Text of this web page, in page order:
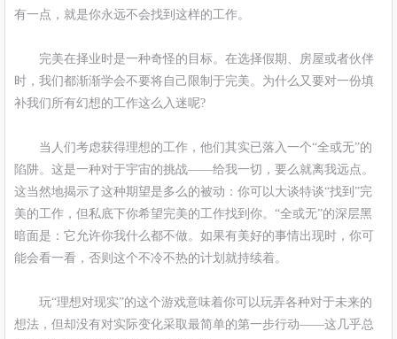
有一点，就是你永远不会找到这样的工作。
完美在择业时是一种奇怪的目标。在选择假期、房屋或者伙伴
时，我们都渐渐学会不要将自己限制于完美。为什么又要对一份填
补我们所有幻想的工作这么入迷呢?
当人们考虑获得理想的工作，他们其实已落入一个“全或无”的
陷阱。这是一种对于宇宙的挑战——给我一切，要么就离我远点。
这当然地揭示了这种期望是多么的被动：你可以大谈特谈“找到”完
美的工作，但私底下你希望完美的工作找到你。“全或无”的深层黑
暗面是：它允许你我什么都不做。如果有美好的事情出现时，你可
能会看一看，否则这个不冷不热的计划就持续着。
玩“理想对现实”的这个游戏意味着你可以玩弄各种对于未来的
想法，但却没有对实际变化采取最简单的第一步行动——这几乎总